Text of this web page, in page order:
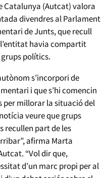
Catalunya (Autcat) valora
divendres al Parlament
de Junts, que recull
havia compartit
polítics.
s’incorpori de
i que s’hi comencin
per millorar la situació del
veure que grups
recullen part de les
afirma Marta
“Vol dir que,
d’un marc propi per al